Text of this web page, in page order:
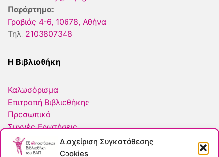
Διαχείριση Συγκατάθεσης
Cookies
Παράρτημα:
Γραβιάς 4-6, 10678, Αθήνα
Τηλ. 2103807348
Η Βιβλιοθήκη
Καλωσόρισμα
Επιτροπή Βιβλιοθήκης
Προσωπικό
Συχνές Ερωτήσεις
ΕΛΟΤ
Πολιτική Cookies